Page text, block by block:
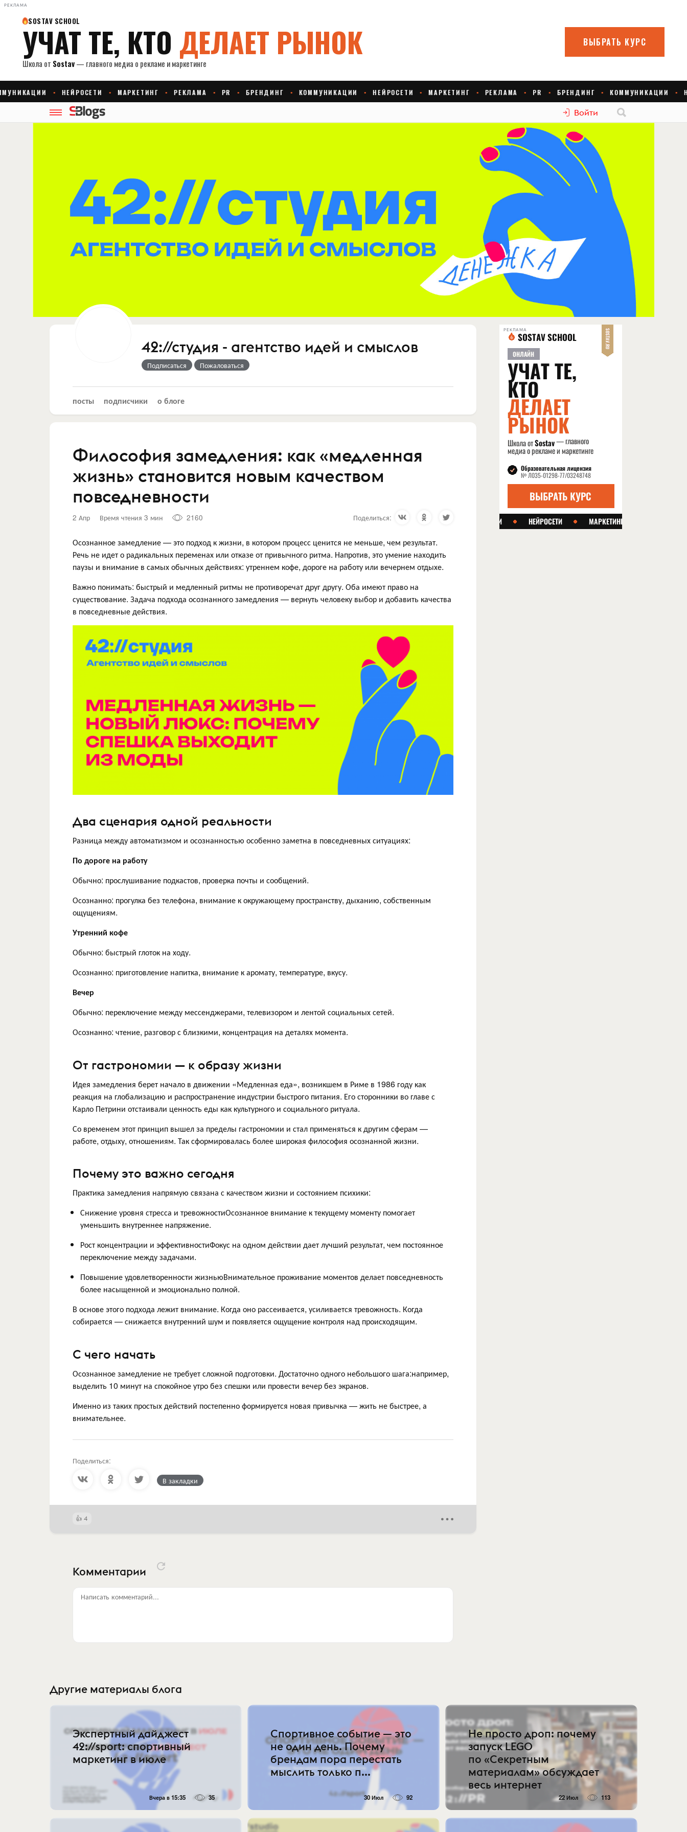
РЕКЛАМА
Войти
42://студия - агентство идей и смыслов
Подписаться Пожаловаться
посты подписчики о блоге
Философия замедления: как «медленная
жизнь» становится новым качеством
повседневности
2 Апр Время чтения 3 мин 2160 Поделиться:
Осознанное замедление — это подход к жизни, в котором процесс ценится не меньше, чем результат.
Речь не идет о радикальных переменах или отказе от привычного ритма. Напротив, это умение находить
паузы и внимание в самых обычных действиях: утреннем кофе, дороге на работу или вечернем отдыхе.
Важно понимать: быстрый и медленный ритмы не противоречат друг другу. Оба имеют право на
существование. Задача подхода осознанного замедления — вернуть человеку выбор и добавить качества
в повседневные действия.
Два сценария одной реальности
Разница между автоматизмом и осознанностью особенно заметна в повседневных ситуациях:
По дороге на работу
Обычно: прослушивание подкастов, проверка почты и сообщений.
Осознанно: прогулка без телефона, внимание к окружающему пространству, дыханию, собственным
ощущениям.
Утренний кофе
Обычно: быстрый глоток на ходу.
Осознанно: приготовление напитка, внимание к аромату, температуре, вкусу.
Вечер
Обычно: переключение между мессенджерами, телевизором и лентой социальных сетей.
Осознанно: чтение, разговор с близкими, концентрация на деталях момента.
От гастрономии — к образу жизни
Идея замедления берет начало в движении «Медленная еда», возникшем в Риме в 1986 году как
реакция на глобализацию и распространение индустрии быстрого питания. Его сторонники во главе с
Карло Петрини отстаивали ценность еды как культурного и социального ритуала.
Со временем этот принцип вышел за пределы гастрономии и стал применяться к другим сферам —
работе, отдыху, отношениям. Так сформировалась более широкая философия осознанной жизни.
Почему это важно сегодня
Практика замедления напрямую связана с качеством жизни и состоянием психики:
Снижение уровня стресса и тревожностиОсознанное внимание к текущему моменту помогает
уменьшить внутреннее напряжение.
Рост концентрации и эффективностиФокус на одном действии дает лучший результат, чем постоянное
переключение между задачами.
Повышение удовлетворенности жизньюВнимательное проживание моментов делает повседневность
более насыщенной и эмоционально полной.
В основе этого подхода лежит внимание. Когда оно рассеивается, усиливается тревожность. Когда
собирается — снижается внутренний шум и появляется ощущение контроля над происходящим.
С чего начать
Осознанное замедление не требует сложной подготовки. Достаточно одного небольшого шага:например,
выделить 10 минут на спокойное утро без спешки или провести вечер без экранов.
Именно из таких простых действий постепенно формируется новая привычка — жить не быстрее, а
внимательнее.
Поделиться:
В закладки
4
Комментарии
Написать комментарий...
РЕКЛАМА
Другие материалы блога
Экспертный дайджест
42://sport: спортивный
маркетинг в июле
Вчера в 15:35 35
Спортивное событие — это
не один день. Почему
брендам пора перестать
мыслить только п...
30 Июл 92
Не просто дроп: почему
запуск LEGO
по «Секретным
материалам» обсуждает
весь интернет
22 Июл 113